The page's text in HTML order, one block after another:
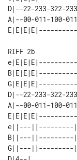
D|--22-233-322-
A|--00-011-100-
RIFF 2b
D|--22-233-322-
A|--00-011-100-
e||---||---------|
B||---||---------|
G||---||---------|